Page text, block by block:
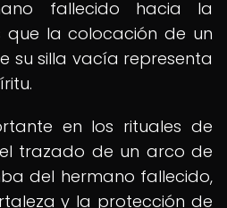
fallecido hacia la
que la colocación de un
su silla vacía representa
en los rituales de
trazado de un arco de
del hermano fallecido,
y la protección de